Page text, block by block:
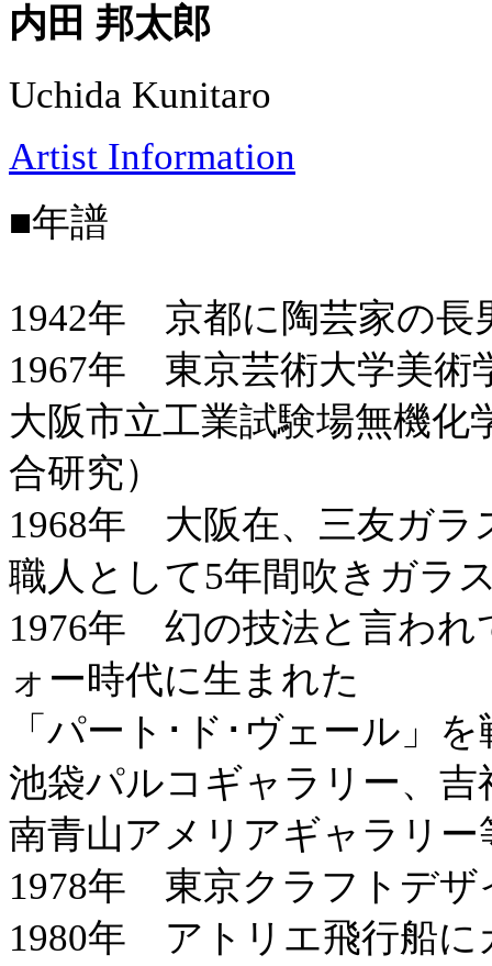
内田 邦太郎
Uchida Kunitaro
Artist Information
■年譜
1942年 京都に陶芸家の長
1967年 東京芸術大学美術
大阪市立工業試験場無機
合研究）
1968年 大阪在、三友ガラ
職人として5年間吹きガラ
1976年 幻の技法と言われ
ォー時代に生まれた
「パート･ド･ヴェール」
池袋パルコギャラリー、吉
南青山アメリアギャラリ
1978年 東京クラフトデザ
1980年 アトリエ飛行船に